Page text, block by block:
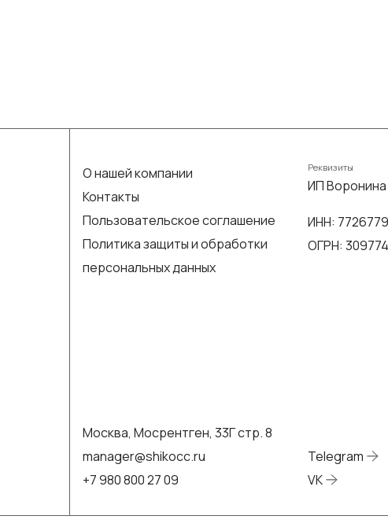
О нашей компании
Контакты
Пользовательское соглашение
Политика защиты и обработки
персональных данных
Реквизиты
ИП
ИНН:
ОГРН:
Москва, Мосрентген, 33Г стр. 8
manager@shikocc.ru
+7 980 800 27 09
Telegram
VK